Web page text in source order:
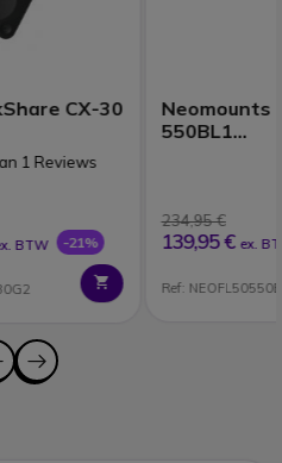
Neomounts FL50-
vloerstandaard
139,95 € ex. BTW -40%
Ref: NEOFL50550BL1